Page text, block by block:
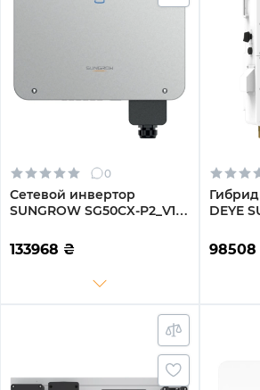
0
Сетевой инвертор
SUNGROW SG50CX-P2_V12
Трехфазный (ASG01767)
133968 ₴
DEYE
Wi-Fi
98508